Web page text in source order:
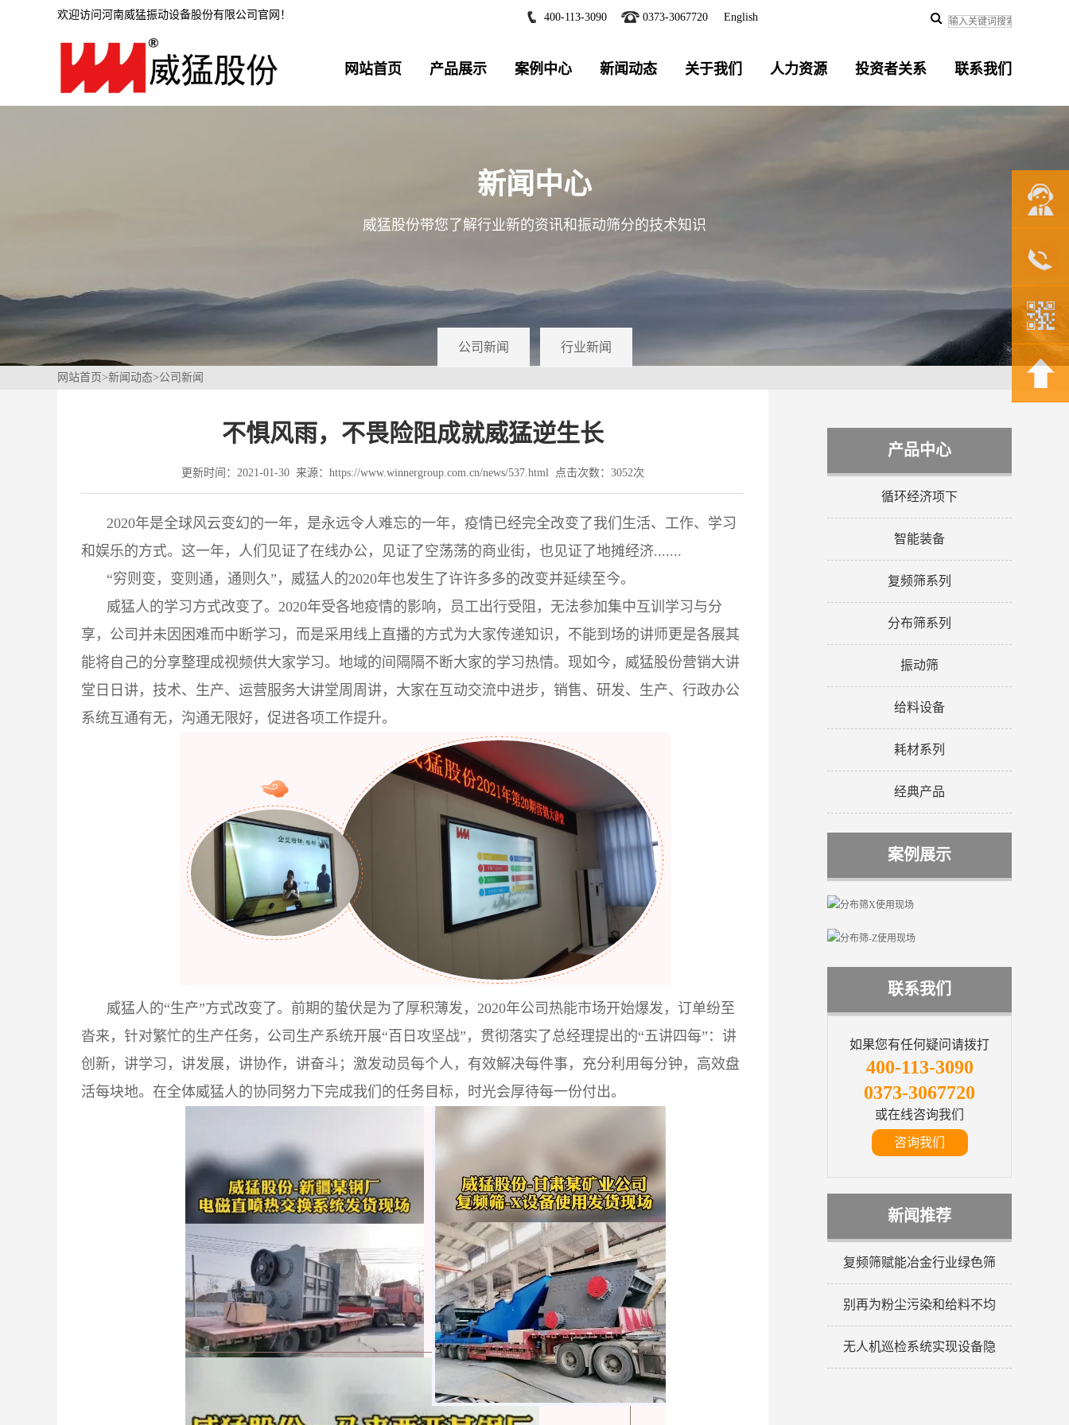
欢迎访问河南威猛振动设备股份有限公司官网！ 400-113-3090 0373-3067720 English
网站首页 产品展示 案例中心 新闻动态 关于我们 人力资源 投资者关系 联系我们
新闻中心
威猛股份带您了解行业新的资讯和振动筛分的技术知识
公司新闻 行业新闻
网站首页>新闻动态>公司新闻
不惧风雨，不畏险阻成就威猛逆生长
更新时间：2021-01-30 来源：https://www.winnergroup.com.cn/news/537.html 点击次数：3052次
2020年是全球风云变幻的一年，是永远令人难忘的一年，疫情已经完全改变了我们生活、工作、学习
和娱乐的方式。这一年，人们见证了在线办公，见证了空荡荡的商业街，也见证了地摊经济.......
“穷则变，变则通，通则久”，威猛人的2020年也发生了许许多多的改变并延续至今。
威猛人的学习方式改变了。2020年受各地疫情的影响，员工出行受阻，无法参加集中互训学习与分
享，公司并未因困难而中断学习，而是采用线上直播的方式为大家传递知识，不能到场的讲师更是各展其
能将自己的分享整理成视频供大家学习。地域的间隔隔不断大家的学习热情。现如今， 威猛股份营销大讲
堂日日讲，技术、生产、运营服务大讲堂周周讲，大家在互动交流中进步，销售、研发、生产、行政办公
系统互通有无，沟通无限好，促进各项工作提升。
威猛人的“生产”方式改变了。前期的蛰伏是为了厚积薄发，2020年公司热能市场开始爆发，订单纷至
沓来，针对繁忙的生产任务，公司生产系统开展“百日攻坚战”，贯彻落实了总经理提出的“五讲四每”：讲
创新，讲学习，讲发展，讲协作，讲奋斗；激发动员每个人，有效解决每件事，充分利用每分钟，高效盘
活每块地。在全体威猛人的协同努力下完成我们的任务目标，时光会厚待每一份付出。
产品中心
循环经济项下
智能装备
复频筛系列
分布筛系列
振动筛
给料设备
耗材系列
经典产品
案例展示
联系我们
如果您有任何疑问请拨打
400-113-3090
0373-3067720
或在线咨询我们
咨询我们
新闻推荐
复频筛赋能冶金行业绿色筛
别再为粉尘污染和给料不均
无人机巡检系统实现设备隐
联系我们